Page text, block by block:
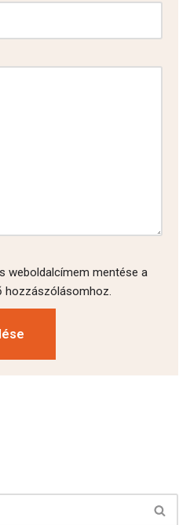
weboldalcímem mentése a
hozzászólásomhoz.